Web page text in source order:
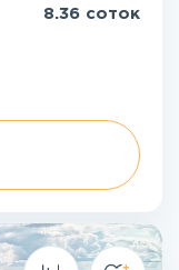
8.36 соток